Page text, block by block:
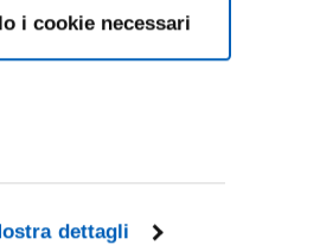
dettagli
i cookie necessari